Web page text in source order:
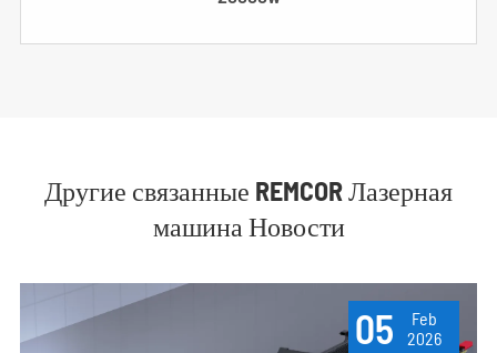
Другие связанные REMCOR Лазерная
машина Новости
05
Feb
2026